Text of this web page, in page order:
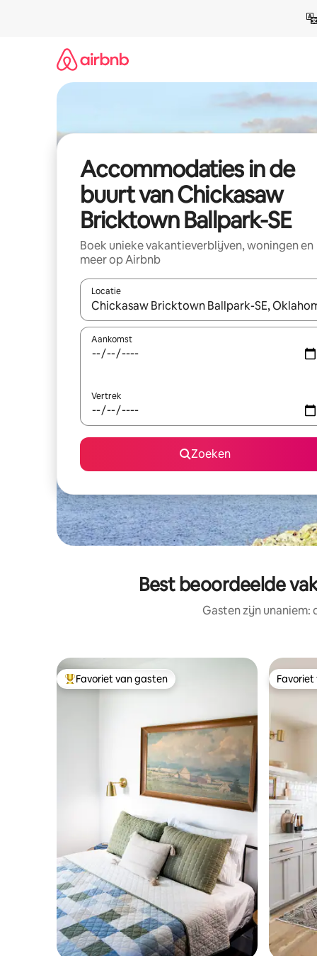
Accommodaties in de
buurt van Chickasaw
Bricktown Ballpark-SE
Boek unieke vakantieverblijven, woningen en
meer op Airbnb
Locatie
Wanneer er resultaten beschikbaar zijn, maak
Aankomst
Vertrek
Zoeken
Best beoordeelde
Gasten zijn
Topfavoriet van gasten
Favoriet van gasten